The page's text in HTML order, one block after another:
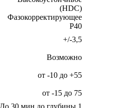
(HDC)
Фазокорректирующее
Р40
+/-3,5
Возможно
от -10 до +55
от -15 до 75
До 30 мин до глубины 1